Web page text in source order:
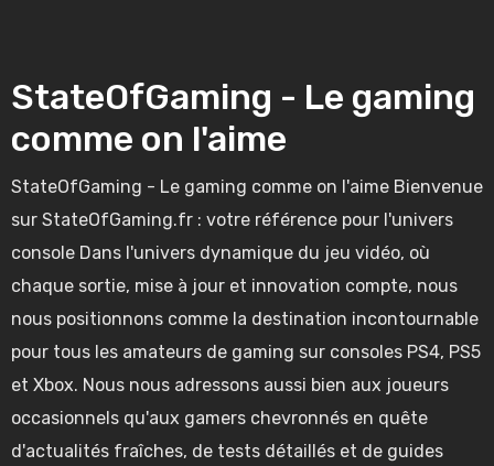
StateOfGaming - Le gaming
comme on l'aime
StateOfGaming - Le gaming comme on l'aime Bienvenue
sur StateOfGaming.fr : votre référence pour l'univers
console Dans l'univers dynamique du jeu vidéo, où
chaque sortie, mise à jour et innovation compte, nous
nous positionnons comme la destination incontournable
pour tous les amateurs de gaming sur consoles PS4, PS5
et Xbox. Nous nous adressons aussi bien aux joueurs
occasionnels qu'aux gamers chevronnés en quête
d'actualités fraîches, de tests détaillés et de guides